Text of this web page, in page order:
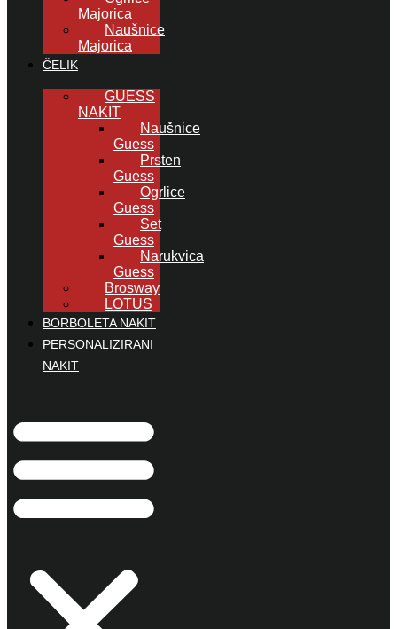
Majorica
Naušnice
Majorica
ČELIK
GUESS
NAKIT
Naušnice
Guess
Prsten
Guess
Ogrlice
Guess
Set
Guess
Narukvica
Guess
Brosway
LOTUS
BORBOLETA NAKIT
PERSONALIZIRANI
NAKIT